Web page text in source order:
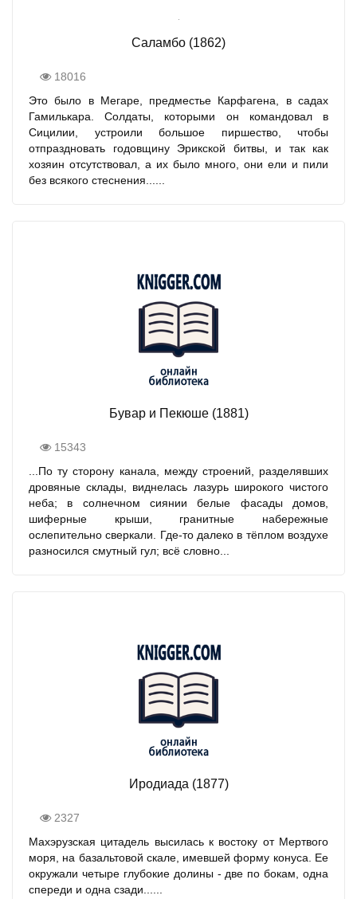
Саламбо (1862)
18016
Это было в Мегаре, предместье Карфагена, в садах
Гамилькара. Солдаты, которыми он командовал в
Сицилии, устроили большое пиршество, чтобы
отпраздновать годовщину Эрикской битвы, и так как
хозяин отсутствовал, а их было много, они ели и пили
без всякого стеснения......
Бувар и Пекюше (1881)
15343
...По ту сторону канала, между строений, разделявших
дровяные склады, виднелась лазурь широкого чистого
неба; в солнечном сиянии белые фасады домов,
шиферные крыши, гранитные набережные
ослепительно сверкали. Где-то далеко в тёплом воздухе
разносился смутный гул; всё словно...
Иродиада (1877)
2327
Махэрузская цитадель высилась к востоку от Мертвого
моря, на базальтовой скале, имевшей форму конуса. Ее
окружали четыре глубокие долины - две по бокам, одна
спереди и одна сзади......